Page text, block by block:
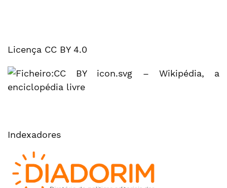
Licença CC BY 4.0
Indexadores